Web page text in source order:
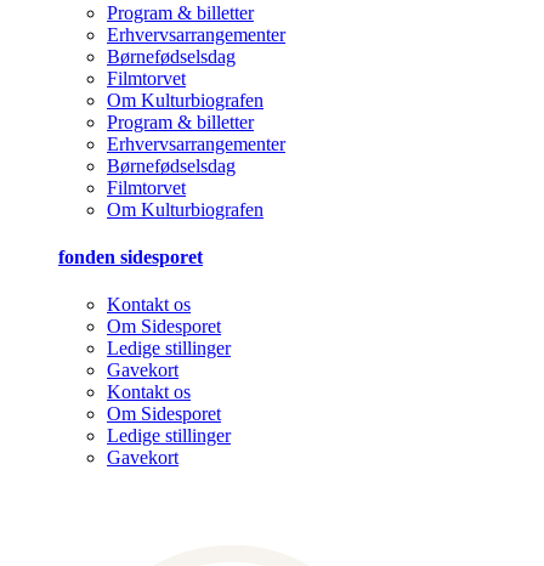
Program & billetter
Erhvervsarrangementer
Børnefødselsdag
Filmtorvet
Om Kulturbiografen
Program & billetter
Erhvervsarrangementer
Børnefødselsdag
Filmtorvet
Om Kulturbiografen
fonden sidesporet
Kontakt os
Om Sidesporet
Ledige stillinger
Gavekort
Kontakt os
Om Sidesporet
Ledige stillinger
Gavekort